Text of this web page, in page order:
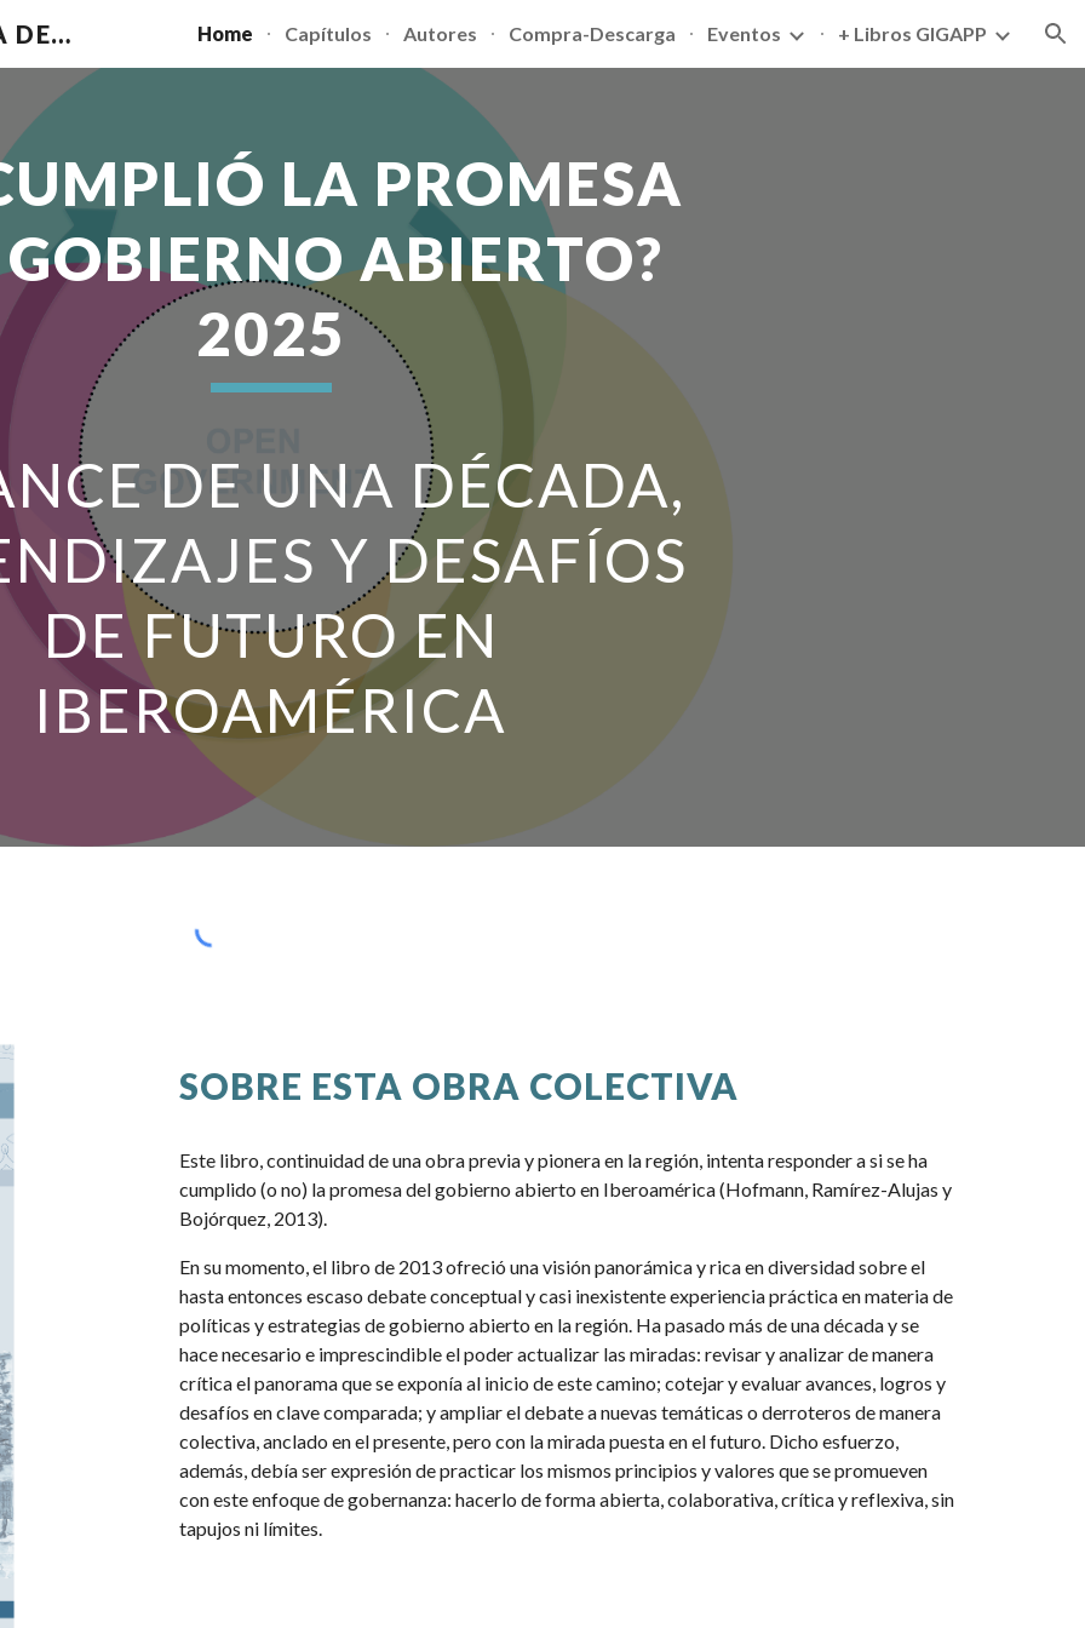
to main content Skip to navigation
¿SE CUMPLIÓ LA PROMESA DEL GOBIERNO ABIERTO? Home Capítulos Autores Compra-Descarga Eventos + Libros GIGAPP
LA PROMESA
ABIERTO?
2025
DE UNA DÉCADA,
Y DESAFÍOS
DE FUTURO EN
IBEROAMÉRICA
SOBRE ESTA OBRA COLECTIVA
Este libro, continuidad de una obra previa y pionera en la región, intenta responder a si se ha
cumplido (o no) la promesa del gobierno abierto en Iberoamérica (Hofmann, Ramírez-Alujas y
Bojórquez, 2013).
En su momento, el libro de 2013 ofreció una visión panorámica y rica en diversidad sobre el
hasta entonces escaso debate conceptual y casi inexistente experiencia práctica en materia de
políticas y estrategias de gobierno abierto en la región. Ha pasado más de una década y se
hace necesario e imprescindible el poder actualizar las miradas: revisar y analizar de manera
crítica el panorama que se exponía al inicio de este camino; cotejar y evaluar avances, logros y
desafíos en clave comparada; y ampliar el debate a nuevas temáticas o derroteros de manera
colectiva, anclado en el presente, pero con la mirada puesta en el futuro. Dicho esfuerzo,
además, debía ser expresión de practicar los mismos principios y valores que se promueven
con este enfoque de gobernanza: hacerlo de forma abierta, colaborativa, crítica y reflexiva, sin
tapujos ni límites.